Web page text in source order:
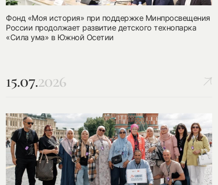
Фонд «Моя история» при поддержке Минпросвещения
России продолжает развитие детского технопарка
«Сила ума» в Южной Осетии
15.07.2026